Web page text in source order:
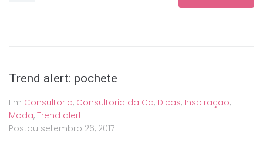
Trend alert: pochete
Em Consultoria, Consultoria da Ca, Dicas, Inspiração,
Moda, Trend alert
Postou setembro 26, 2017